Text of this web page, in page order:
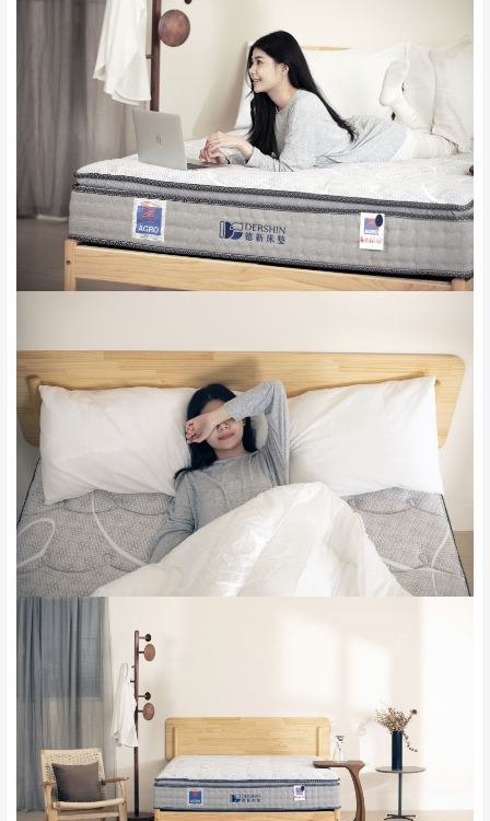
免 運
費
新竹
區、新埔山區、芎
林山區、關西 玉山
里
台北
雙溪、貢寮、烏
來、平溪、九份、
石門、林口 下福
峽山區、石碇、坪
林、福隆、淡水山
區、北投湖山路、
基隆
$ 9,000以上：免
運費
$ 9,000以下：
NT$500元
＊A108產品另收運費
基隆山區
苗栗
＊A108產品另收運費
屋、獅潭鄉
配送天數：5~14天
到貨時間：指定送貨日當天以電話聯絡確認
（線上客服 LINE →
下單前先詢問是否現貨 ，若未詢問下單後無
現貨我們客服會再來電或E-Mail與您聯絡
（洽詢方式請搜尋 L ine ID → @dershin
）
運送範圍：限定北至基隆，南至苗栗，偏遠
地區恕無法提供運送 (詳見運送規章)。
配送範圍：
苗栗至基隆；其它地區暫不開放，如因特殊
保有出貨的權利。
保護物流人員的工作安全，賣家無提供吊掛
服務，若需以吊車或其他的吊掛方式吊運，
費用將由買方自行支付。
因大型傢俱有組裝、配送的問題，並非一般
快速到貨商品，無法指定特定時間送達，司
機當天到貨前皆會再與您通知，讓你不用整
天在家等貨，以節省您的寶貴時間。
由於百貨公司配送較為不易，故暫無法配送
發票寄送：
若您選擇三聯式或索取兩聯式發票，發票將於商品
完成出貨15個工作天另行寄出，另外約加上2~7個
工作天內送達，如遇國定假日將順延寄送。